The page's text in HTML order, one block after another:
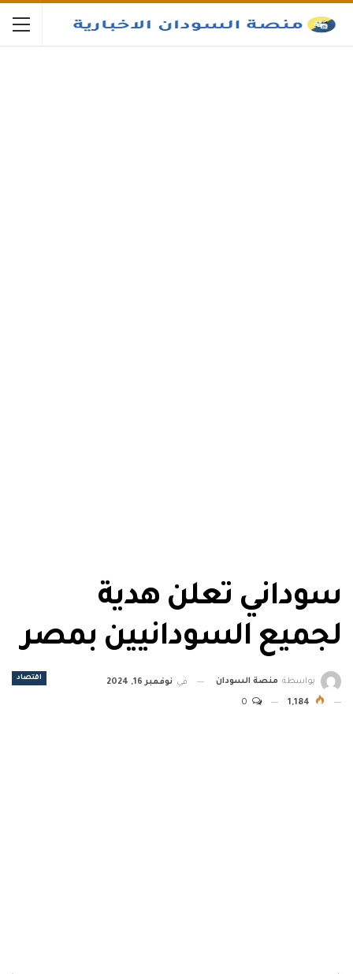
سوداني تعلن هدية
لجميع السودانيين بمصر
اقتصاد بواسطة منصة السودان في نوفمبر 16, 2024
1,184